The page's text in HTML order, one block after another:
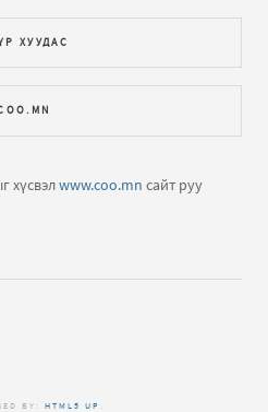
ХУУДАС
хүсвэлwww.coo.mn сайт руу
BY: HTML5 UP